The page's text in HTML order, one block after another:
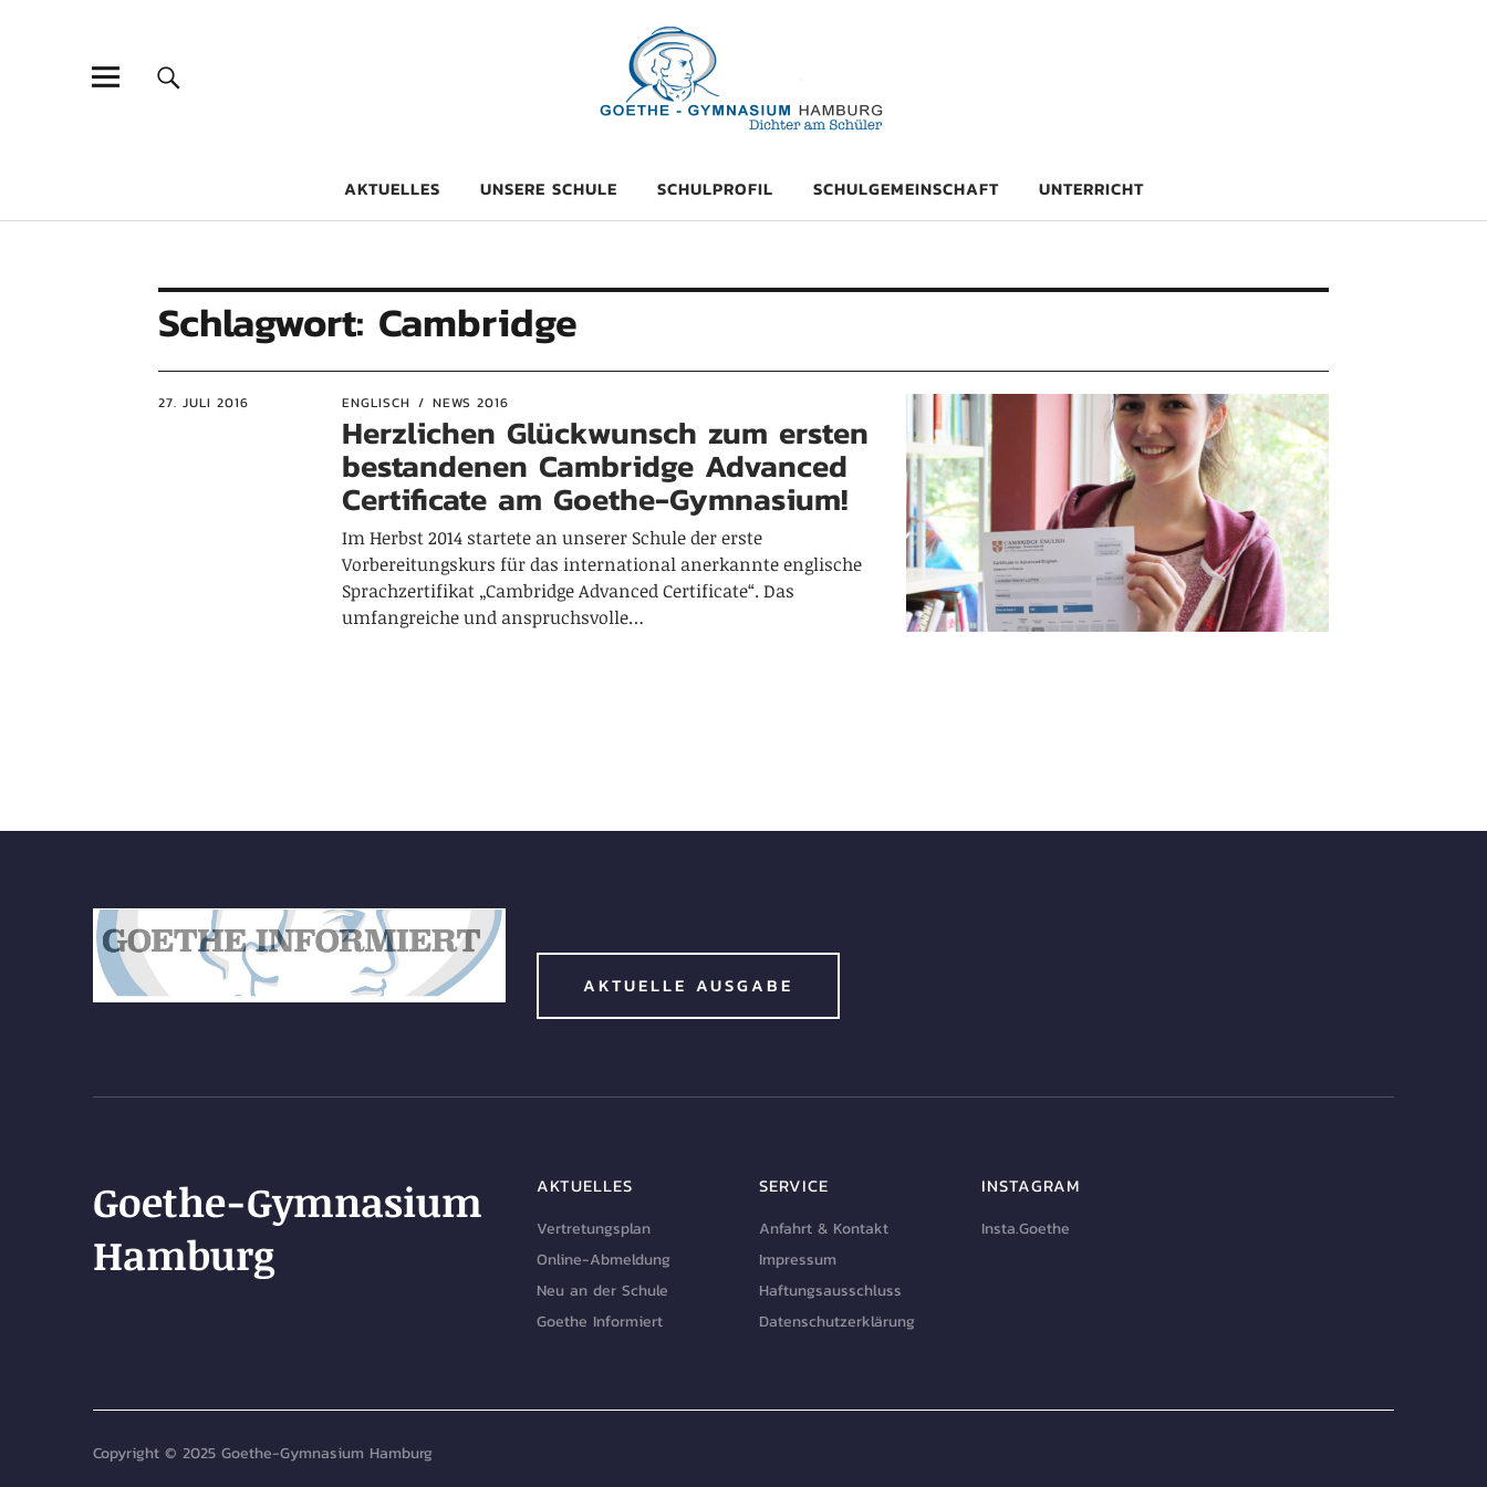
Goethe-Gymnasium Hamburg
AKTUELLES UNSERE SCHULE SCHULPROFIL SCHULGEMEINSCHAFT UNTERRICHT
Schlagwort: Cambridge
27. JULI 2016 ENGLISCH NEWS 2016
Herzlichen Glückwunsch zum ersten
bestandenen Cambridge Advanced
Certificate am Goethe-Gymnasium!
Im Herbst 2014 startete an unserer Schule der erste
Vorbereitungskurs für das international anerkannte englische
Sprachzertifikat „Cambridge Advanced Certificate“. Das
umfangreiche und anspruchsvolle…
AKTUELLE AUSGABE
Goethe-Gymnasium
Hamburg
AKTUELLES
Vertretungsplan
Online-Abmeldung
Neu an der Schule
Goethe Informiert
SERVICE
Anfahrt & Kontakt
Impressum
Haftungsausschluss
Datenschutzerklärung
INSTAGRAM
Insta.Goethe
Copyright © 2025 Goethe-Gymnasium Hamburg